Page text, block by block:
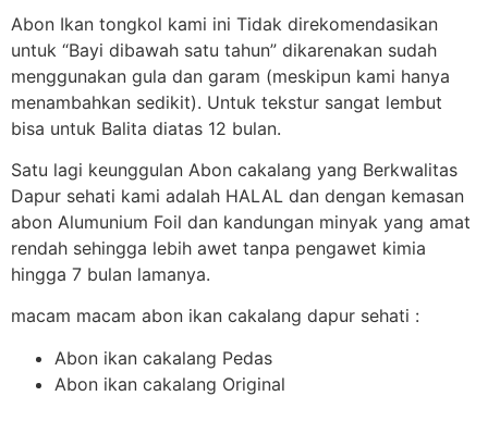
Abon Ikan tongkol kami ini Tidak direkomendasikan
untuk “Bayi dibawah satu tahun” dikarenakan sudah
menggunakan gula dan garam (meskipun kami hanya
menambahkan sedikit). Untuk tekstur sangat lembut
bisa untuk Balita diatas 12 bulan.
Satu lagi keunggulan Abon cakalang yang Berkwalitas
Dapur sehati kami adalah HALAL dan dengan kemasan
abon Alumunium Foil dan kandungan minyak yang amat
rendah sehingga lebih awet tanpa pengawet kimia
hingga 7 bulan lamanya.
macam macam abon ikan cakalang dapur sehati :
Abon ikan cakalang Pedas
Abon ikan cakalang Original